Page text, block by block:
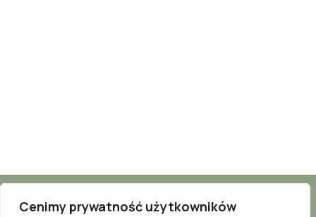
Cenimy prywatność użytkowników